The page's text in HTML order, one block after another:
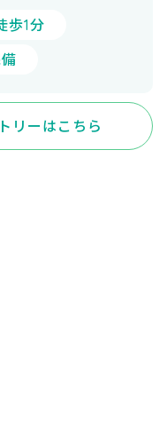
歩1分
リーはこちら